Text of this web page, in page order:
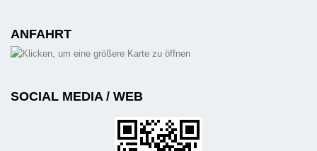
ANFAHRT
SOCIAL MEDIA / WEB